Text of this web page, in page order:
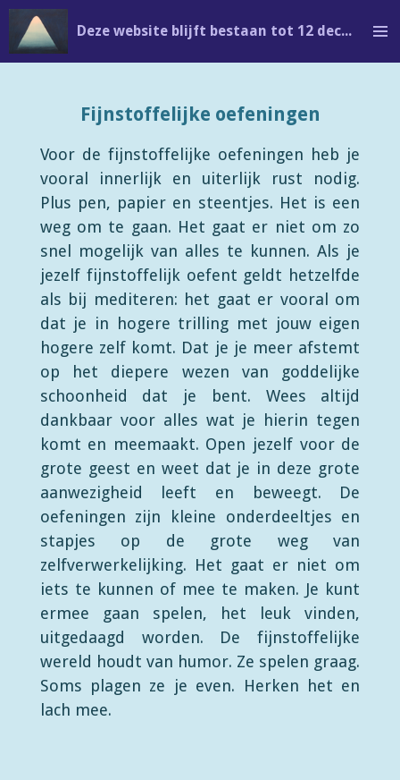
direct
naar
hoofdinhoud
Deze website blijft bestaan tot 12 december en is al is veranderd in: edithbertrand.com
Fijnstoffelijke oefeningen
Voor de fijnstoffelijke oefeningen heb je
vooral innerlijk en uiterlijk rust nodig.
Plus pen, papier en steentjes. Het is een
weg om te gaan. Het gaat er niet om zo
snel mogelijk van alles te kunnen. Als je
jezelf fijnstoffelijk oefent geldt hetzelfde
als bij mediteren: het gaat er vooral om
dat je in hogere trilling met jouw eigen
hogere zelf komt. Dat je je meer afstemt
op het diepere wezen van goddelijke
schoonheid dat je bent. Wees altijd
dankbaar voor alles wat je hierin tegen
komt en meemaakt. Open jezelf voor de
grote geest en weet dat je in deze grote
aanwezigheid leeft en beweegt. De
oefeningen zijn kleine onderdeeltjes en
stapjes op de grote weg van
zelfverwerkelijking. Het gaat er niet om
iets te kunnen of mee te maken. Je kunt
ermee gaan spelen, het leuk vinden,
uitgedaagd worden. De fijnstoffelijke
wereld houdt van humor. Ze spelen graag.
Soms plagen ze je even. Herken het en
lach mee.